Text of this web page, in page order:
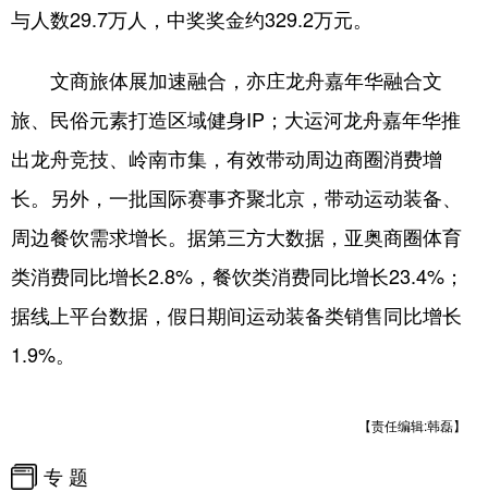
四川 贵州 云南
陕西 甘肃 青海 宁夏
新疆 内蒙古 黑龙江
多语种频道
Русский язык 日本語 한국어
Deutsch
与人数29.7万人，中奖奖金约329.2万元。
文商旅体展加速融合，亦庄龙舟嘉年华融合文
旅、民俗元素打造区域健身IP；大运河龙舟嘉年华推
出龙舟竞技、岭南市集，有效带动周边商圈消费增
长。另外，一批国际赛事齐聚北京，带动运动装备、
周边餐饮需求增长。据第三方大数据，亚奥商圈体育
类消费同比增长2.8%，餐饮类消费同比增长23.4%；
据线上平台数据，假日期间运动装备类销售同比增长
1.9%。
【责任编辑:韩磊】
专 题